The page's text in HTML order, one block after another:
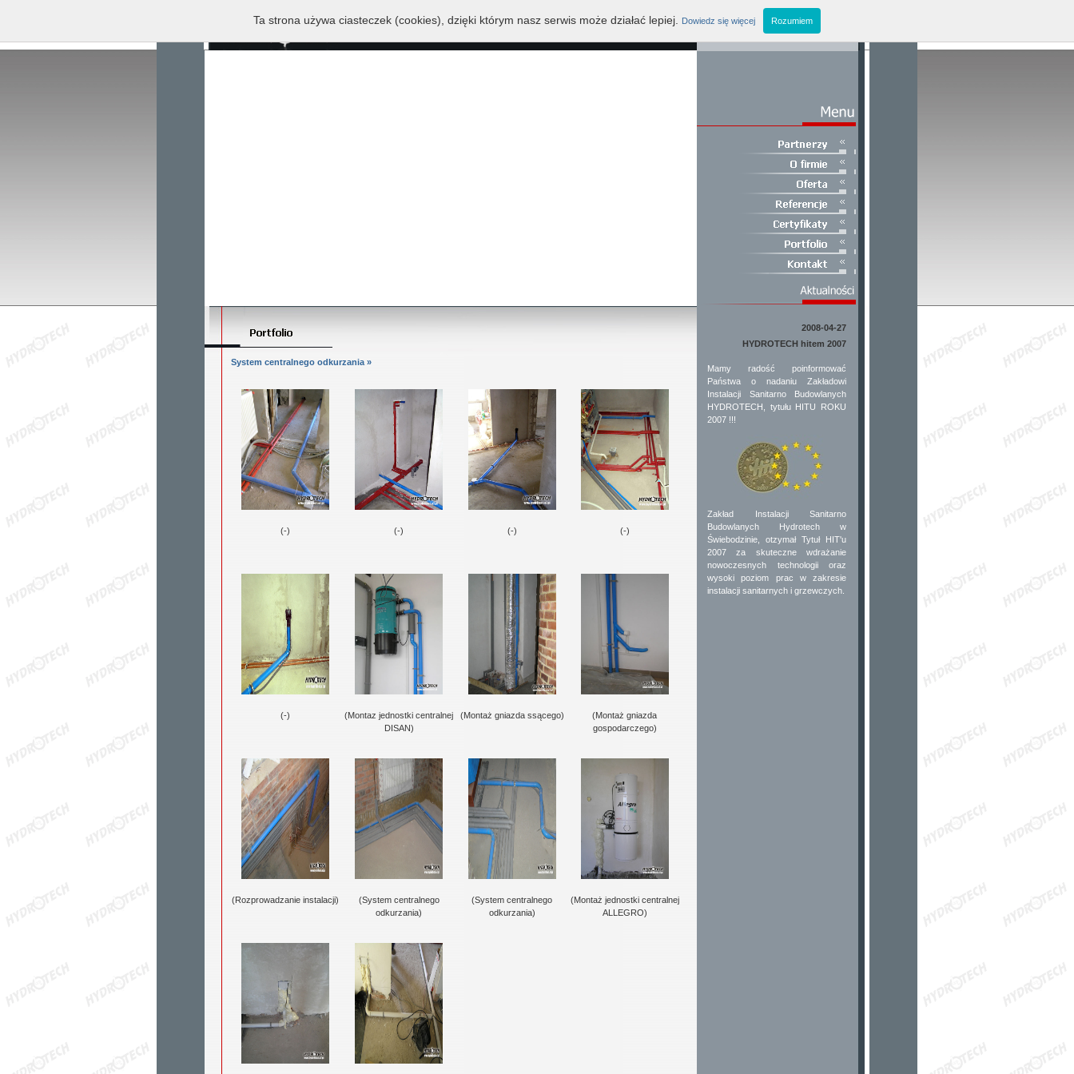
System centralnego odkurzania »
(-) (-) (-) (-)
(-)
(Montaz jednostki centralnej
DISAN)
(Montaż gniazda ssącego)
(Montaż gniazda
gospodarczego)
(Rozprowadzanie instalacji)
(System centralnego
odkurzania)
(System centralnego
odkurzania)
(Montaż jednostki centralnej
ALLEGRO)
2008-04-27
HYDROTECH hitem 2007
Mamy radość poinformować
Państwa o nadaniu Zakładowi
Instalacji Sanitarno Budowlanych
HYDROTECH, tytułu HITU ROKU
2007 !!!
Zakład Instalacji Sanitarno
Budowlanych Hydrotech w
Świebodzinie, otzymał Tytuł HIT'u
2007 za skuteczne wdrażanie
nowoczesnych technologii oraz
wysoki poziom prac w zakresie
instalacji sanitarnych i grzewczych.
Ta strona używa ciasteczek (cookies), dzięki którym nasz serwis może działać lepiej. Dowiedz się więcej Rozumiem